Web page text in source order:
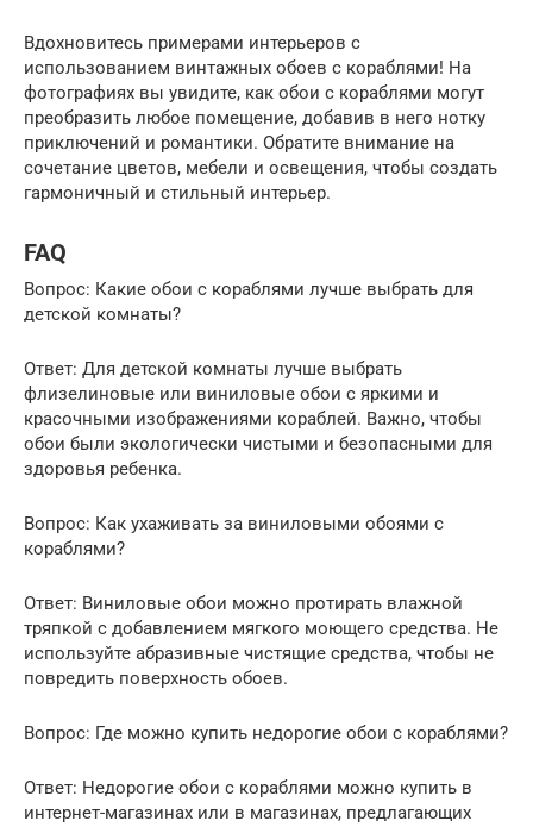
Вдохновитесь примерами интерьеров с
использованием винтажных обоев с кораблями! На
фотографиях вы увидите, как обои с кораблями могут
преобразить любое помещение, добавив в него нотку
приключений и романтики. Обратите внимание на
сочетание цветов, мебели и освещения, чтобы создать
гармоничный и стильный интерьер.
FAQ
Вопрос: Какие обои с кораблями лучше выбрать для
детской комнаты?
Ответ: Для детской комнаты лучше выбрать
флизелиновые или виниловые обои с яркими и
красочными изображениями кораблей. Важно, чтобы
обои были экологически чистыми и безопасными для
здоровья ребенка.
Вопрос: Как ухаживать за виниловыми обоями с
кораблями?
Ответ: Виниловые обои можно протирать влажной
тряпкой с добавлением мягкого моющего средства. Не
используйте абразивные чистящие средства, чтобы не
повредить поверхность обоев.
Вопрос: Где можно купить недорогие обои с кораблями?
Ответ: Недорогие обои с кораблями можно купить в
интернет-магазинах или в магазинах, предлагающих